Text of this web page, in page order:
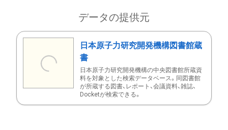
データの提供元
日本原子力研究開発機構図書館蔵
書
日本原子力研究開発機構の中央図書館所蔵資
料を対象とした検索データベース。同図書館
が所蔵する図書、レポート、会議資料、雑誌、
Docketが検索できる。